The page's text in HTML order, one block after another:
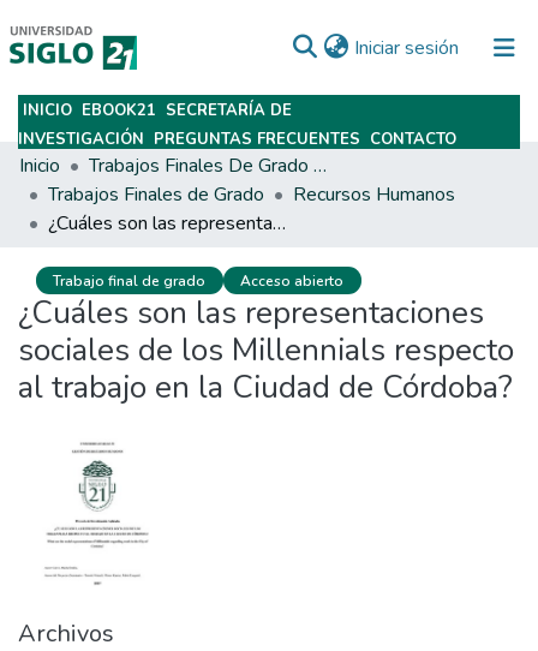
Iniciar sesión (current)
Subir
INICIO EBOOK21 SECRETARÍA DE
INVESTIGACIÓN PREGUNTAS FRECUENTES CONTACTO
Inicio
Trabajos Finales De Grado Y Posgrado
Trabajos Finales de Grado
Recursos Humanos
¿Cuáles son las representaciones sociales de los Millennials respecto al trabajo en la Ciudad de Córdoba?
Trabajo final de grado Acceso abierto
¿Cuáles son las representaciones
sociales de los Millennials respecto
al trabajo en la Ciudad de Córdoba?
Archivos